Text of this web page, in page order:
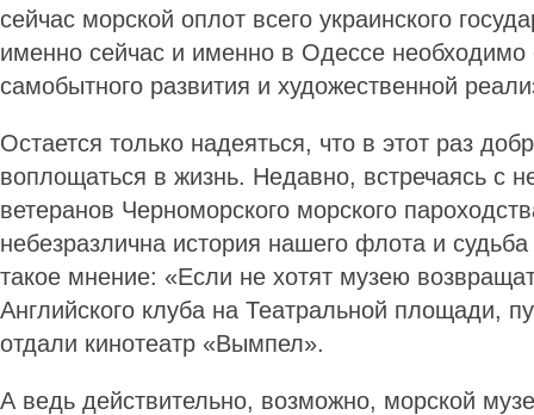
сейчас морской оплот всего украинского
именно сейчас и именно в Одессе необходимо
самобытного развития и художественной
Остается только надеяться, что в этот раз
воплощаться в жизнь. Недавно, встречаясь с
ветеранов Черноморского морского
небезразлична история нашего флота и
такое мнение: «Если не хотят музею
Английского клуба на Театральной площади,
отдали кинотеатр «Вымпел».
А ведь действительно, возможно, морской